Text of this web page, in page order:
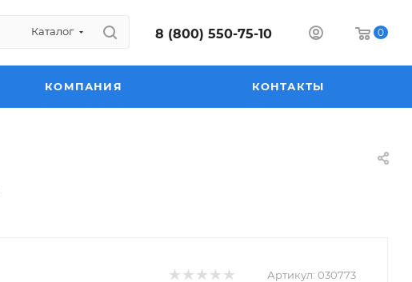
Каталог 8 (800) 550-75-10 0
КОМПАНИЯ КОНТАКТЫ
Артикул: 030773